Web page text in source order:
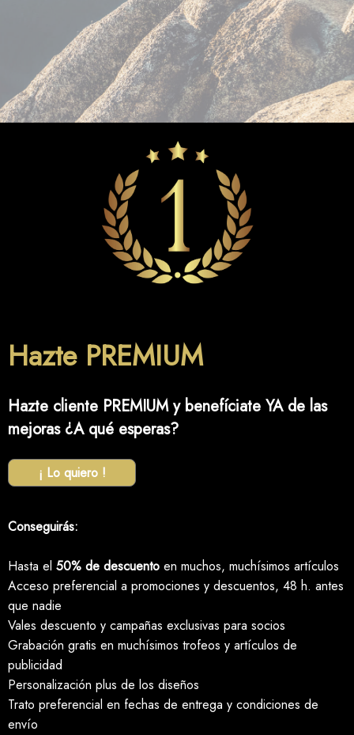
Hazte PREMIUM
Hazte cliente PREMIUM y benefíciate YA de las
mejoras ¿A qué esperas?
¡ Lo quiero !
Conseguirás:
Hasta el 50% de descuento en muchos, muchísimos artículos
Acceso preferencial a promociones y descuentos, 48 h. antes
que nadie
Vales descuento y campañas exclusivas para socios
Grabación gratis en muchísimos trofeos y artículos de
publicidad
Personalización plus de los diseños
Trato preferencial en fechas de entrega y condiciones de
envío